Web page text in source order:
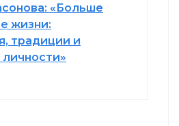
«Больше
жизни:
традиции и
личности»